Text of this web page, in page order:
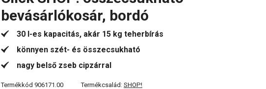
bevásárlókosár, bordó
30 l-es kapacitás, akár 15 kg teherbírás
könnyen szét- és összecsukható
nagy belső zseb cipzárral
Termékkód 906171.00 Termékcsalád: SHOP!